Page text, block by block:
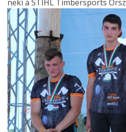
neki a STIHL Timbersports